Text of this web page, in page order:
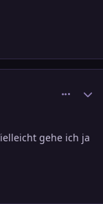
gehe ich ja